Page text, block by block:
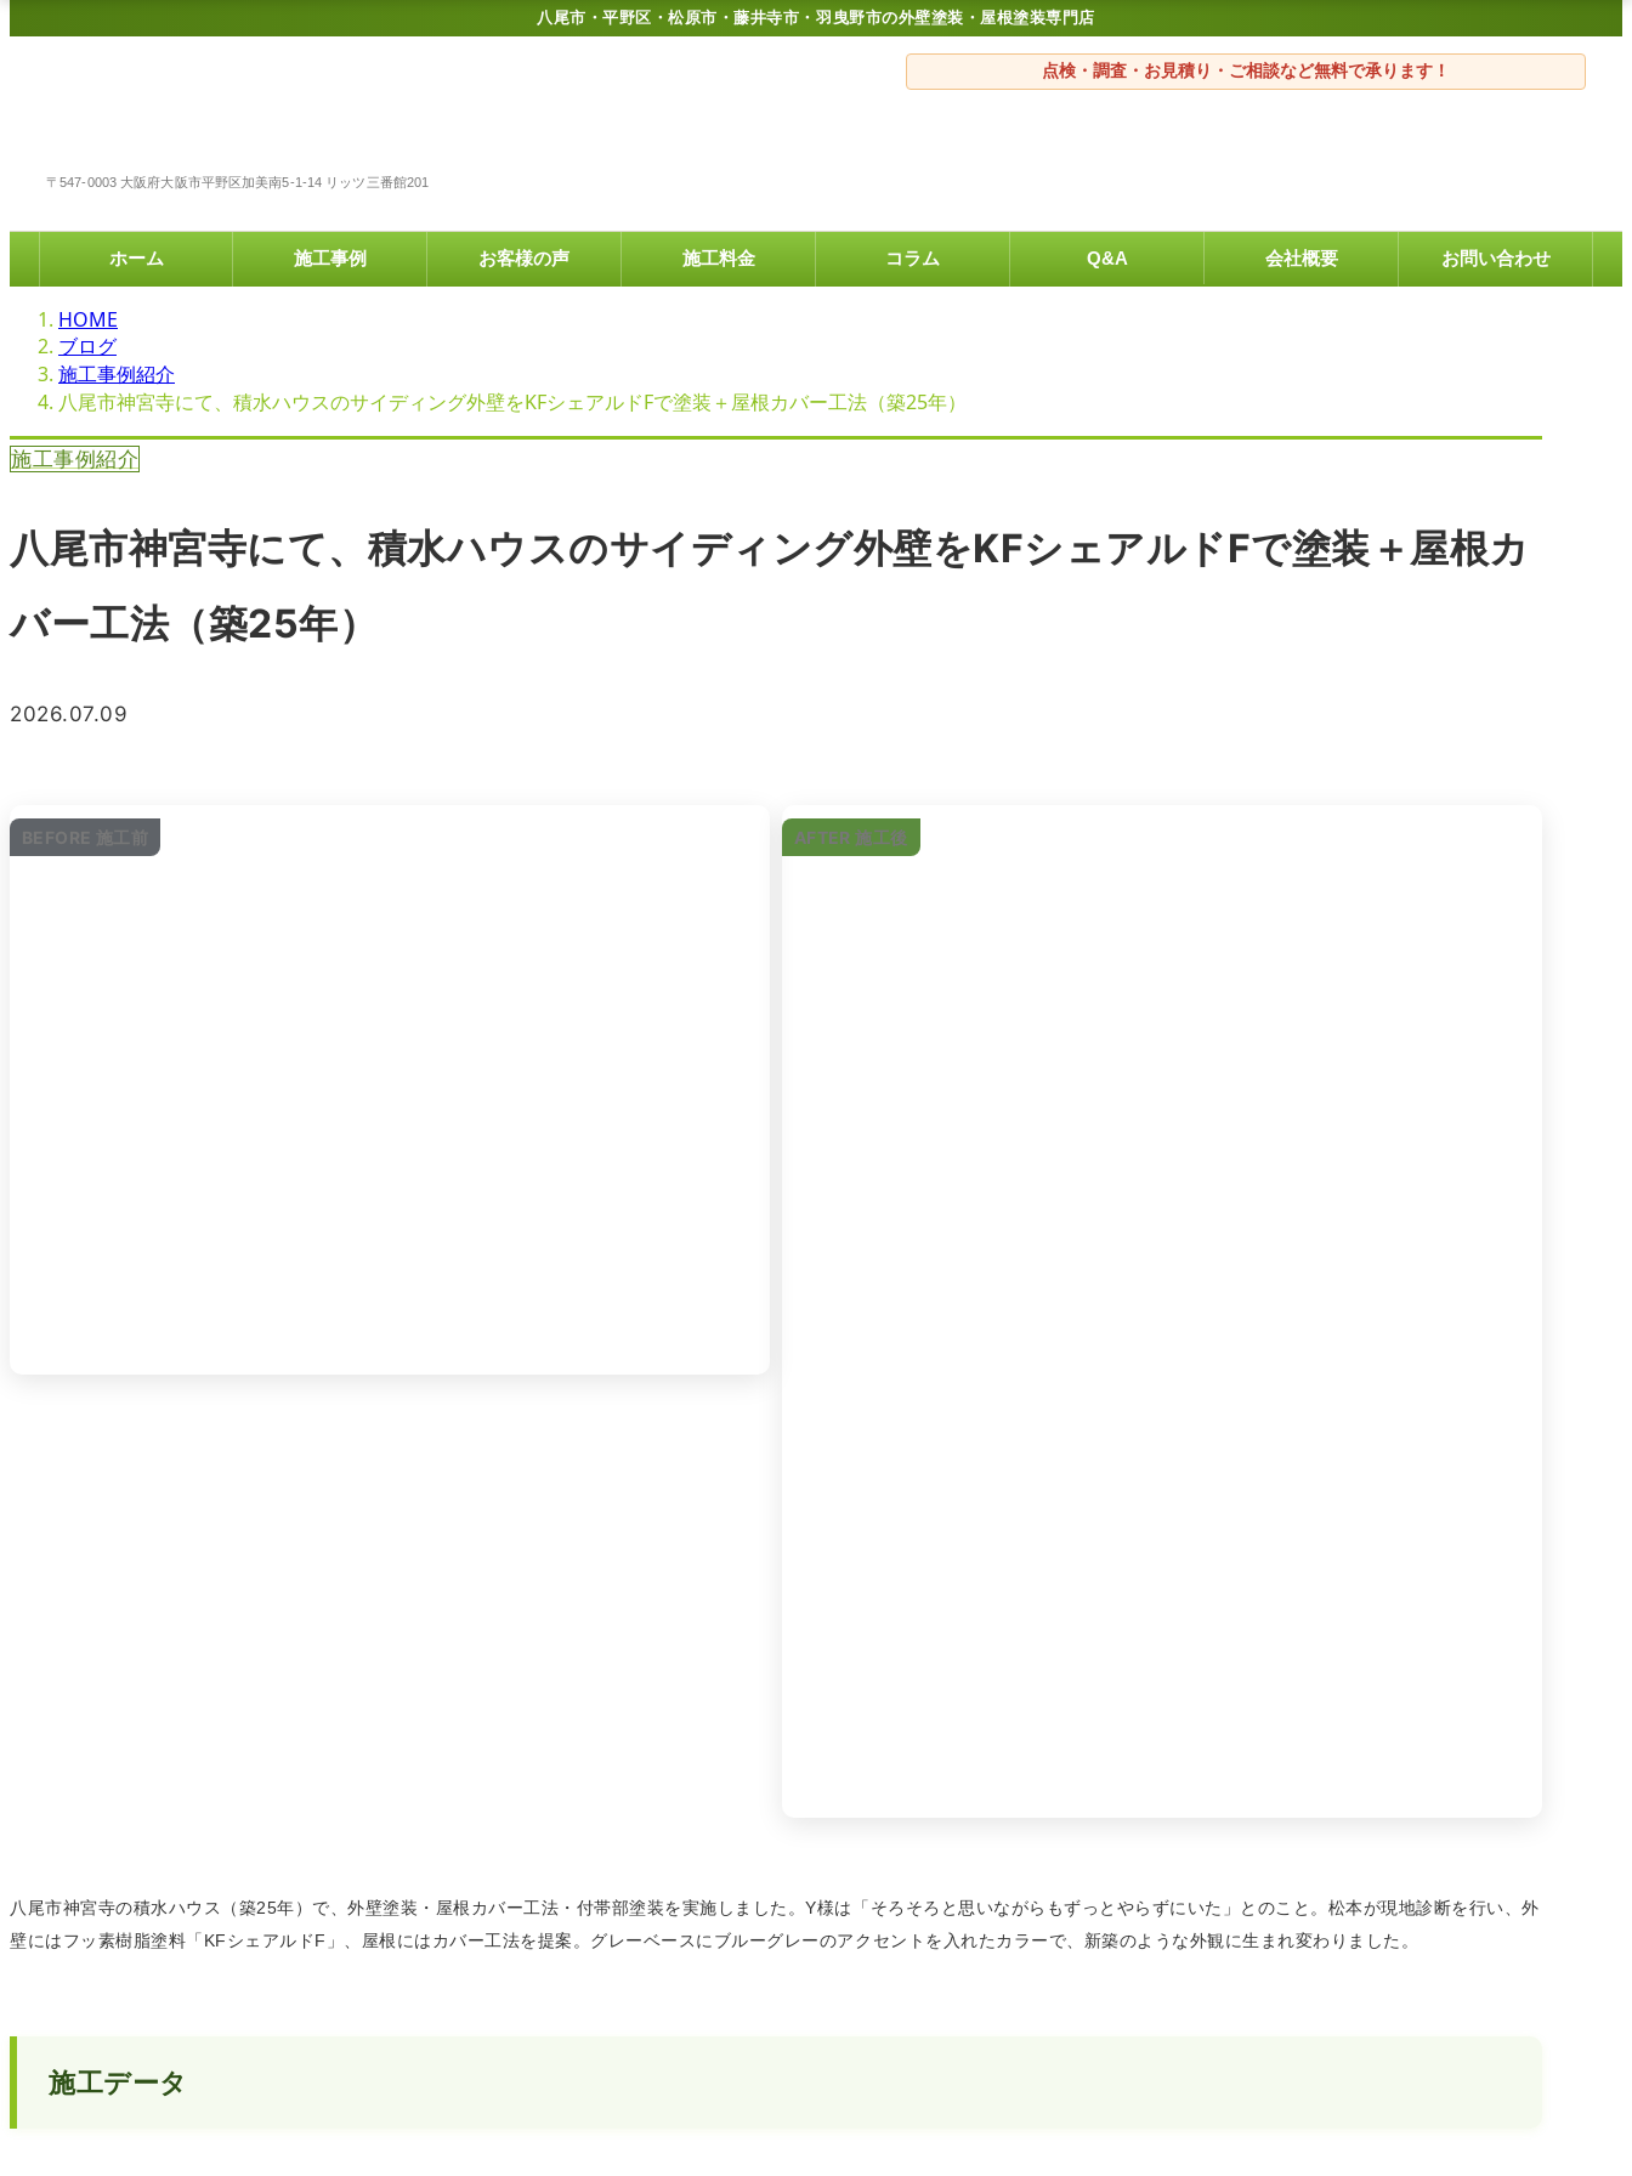
八尾市・平野区・松原市・藤井寺市・羽曳野市の外壁塗装・屋根塗装専門店
〒547-0003 大阪府大阪市平野区加美南5-1-14 リッツ三番館201
点検・調査・お見積り・ご相談など無料で承ります！
ホーム 施工事例 お客様の声 施工料金 コラム Q&A 会社概要 お問い合わせ
HOME
ブログ
施工事例紹介
八尾市神宮寺にて、積水ハウスのサイディング外壁をKFシェアルドFで塗装＋屋根カバー工法（築25年）
施工事例紹介
八尾市神宮寺にて、積水ハウスのサイディング外壁をKFシェアルドFで塗装＋屋根カ
バー工法（築25年）
2026.07.09
BEFORE 施工前 AFTER 施工後
八尾市神宮寺の積水ハウス（築25年）で、外壁塗装・屋根カバー工法・付帯部塗装を実施しました。Y様は「そろそろと思いながらもずっとやらずにいた」とのこと。松本が現地診断を行い、外
壁にはフッ素樹脂塗料「KFシェアルドF」、屋根にはカバー工法を提案。グレーベースにブルーグレーのアクセントを入れたカラーで、新築のような外観に生まれ変わりました。
施工データ